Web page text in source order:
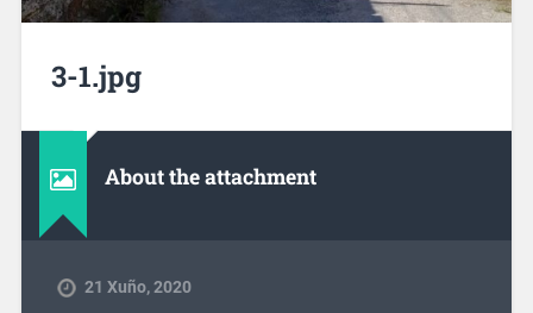
3-1.jpg
About the attachment
21 Xuño, 2020